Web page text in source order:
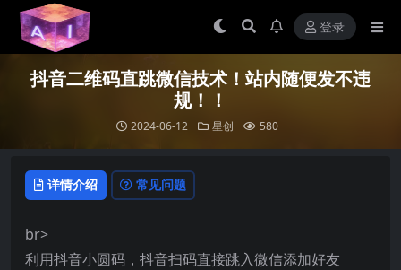
登录
抖音二维码直跳微信技术！站内随便发不违
规！！
2024-06-12 星创 580
详情介绍 常见问题
br>
利用抖音小圆码，抖音扫码直接跳入微信添加好友